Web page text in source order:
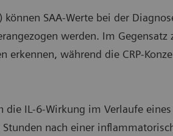
können SAA-Werte bei der
werden. Im Gegensatz
während die CRP-
die IL-6-Wirkung im Verlaufe
nach einer